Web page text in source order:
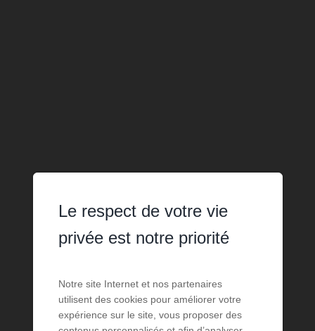
Le respect de votre vie
privée est notre priorité
Notre site Internet et nos partenaires
utilisent des cookies pour améliorer votre
expérience sur le site, vous proposer des